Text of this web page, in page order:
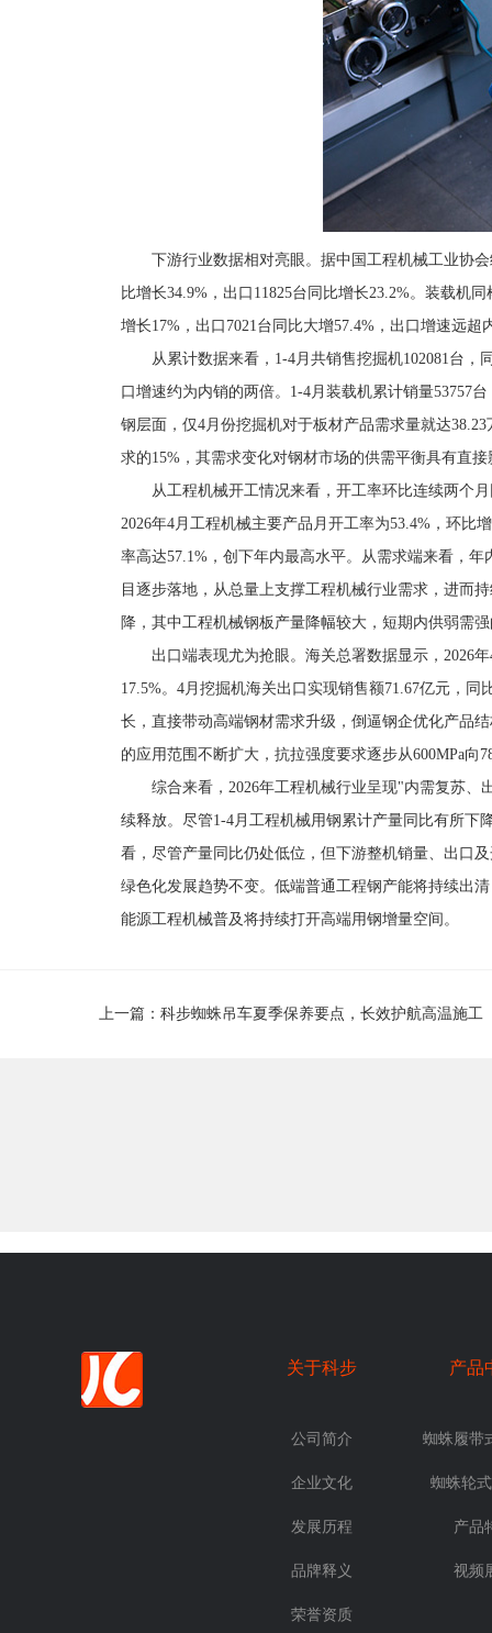
下游行业数据相对亮眼。据中国工程机械工业协
比增长34.9%，出口11825台同比增长23.2%。装载机
增长17%，出口7021台同比大增57.4%，出口增速远超
从累计数据来看，1-4月共销售挖掘机102081台，
口增速约为内销的两倍。1-4月装载机累计销量53757
钢层面，仅4月份挖掘机对于板材产品需求量就达
求的15%，其需求变化对钢材市场的供需平衡具有直接
从工程机械开工情况来看，开工率环比连续两个
2026年4月工程机械主要产品月开工率为53.4%，环比
率高达57.1%，创下年内最高水平。从需求端来看，
目逐步落地，从总量上支撑工程机械行业需求，进而
降，其中工程机械钢板产量降幅较大，短期内供弱需
出口端表现尤为抢眼。海关总署数据显示，2026
17.5%。4月挖掘机海关出口实现销售额71.67亿元，
长，直接带动高端钢材需求升级，倒逼钢企优化产品
的应用范围不断扩大，抗拉强度要求逐步从600MPa向
综合来看，2026年工程机械行业呈现"内需复苏
续释放。尽管1-4月工程机械用钢累计产量同比有所下
看，尽管产量同比仍处低位，但下游整机销量、出口
绿色化发展趋势不变。低端普通工程钢产能将持续出
能源工程机械普及将持续打开高端用钢增量空间。
上一篇：科步蜘蛛吊车夏季保养要点，长效护航高温施工
关于科步
公司简介
企业文化
发展历程
品牌释义
荣誉资质
产品
蜘蛛履带
蜘蛛轮
产品
视频